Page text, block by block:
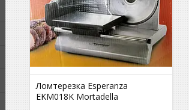
Ломтерезка Esperanza
EKM018K Mortadella